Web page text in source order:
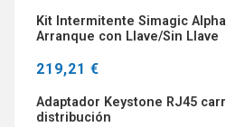
Kit Intermitente Simagic
Arranque con Llave/Sin Llave
219,21 €
Adaptador Keystone RJ45
distribución